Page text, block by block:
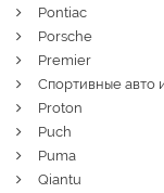
Pontiac
Porsche
Premier
Спортивные авто
Proton
Puch
Puma
Qiantu